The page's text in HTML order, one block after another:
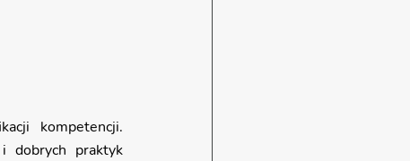
dobrych praktyk